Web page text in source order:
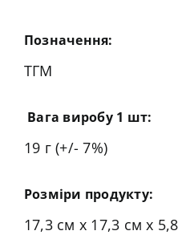
Позначення:
ТГМ
Вага виробу 1 шт:
19 г (+/- 7%)
Розміри продукту:
17,3 см х 17,3 см х